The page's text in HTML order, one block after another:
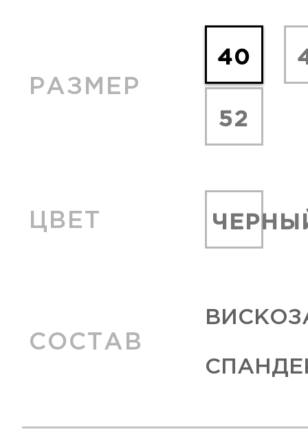
РАЗМЕР
40
52
ЦВЕТ
СОСТАВ